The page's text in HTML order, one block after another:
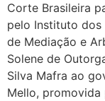
Corte Brasileira
pelo Instituto dos
de Mediação e
Solene de
Silva Mafra ao
Mello,